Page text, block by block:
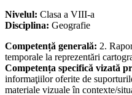
Nivelul: Clasa a VIII-a
Disciplina: Geografie
Competență generală: 2.
temporale la reprezentări
Competența specifică vizată
informaţiilor oferite de
materiale vizuale în contexte/